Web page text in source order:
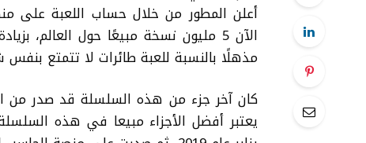
أعلن المطور من خلال حساب اللعبة على
الآن 5 مليون نسخة مبيعًا حول
مذهلًا بالنسبة للعبة طائرات لا تتمتع بنفس